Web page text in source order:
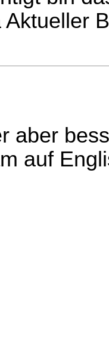
Aktueller
aber
auf